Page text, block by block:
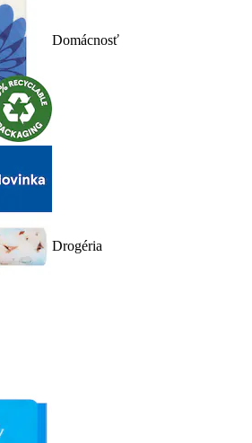
Domácnosť
Drogéria